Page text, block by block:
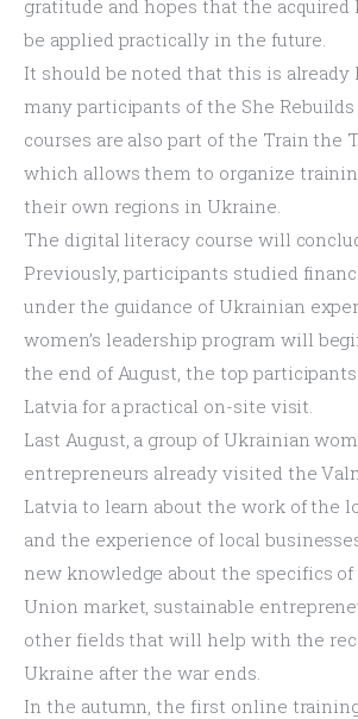
gratitude and hopes that the
be applied practically in the future.
It should be noted that this is already
many participants of the She
courses are also part of the Train the
which allows them to organize
their own regions in Ukraine.
The digital literacy course will
Previously, participants studied
under the guidance of Ukrainian
women’s leadership program will
the end of August, the top
Latvia for a practical on-site visit.
Last August, a group of Ukrainian
entrepreneurs already visited the
Latvia to learn about the work of the
and the experience of local
new knowledge about the specifics of
Union market, sustainable
other fields that will help with the
Ukraine after the war ends.
In the autumn, the first online